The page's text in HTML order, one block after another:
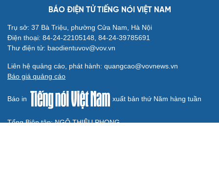
chất với thu nhập xứng đáng
Giảm thủ tục và điều kiện phải đi kèm các công cụ quản
ĐBQH: Trong y tế nếu chỉ mua sắm, nhận máy móc thì
Quốc hội bàn sửa 4 luật liên quan lĩnh vực khoa học công